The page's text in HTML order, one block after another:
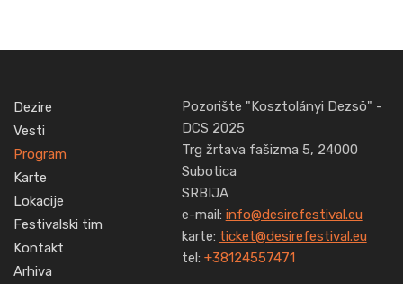
Dezire
Vesti
Program
Karte
Lokacije
Festivalski tim
Kontakt
Arhiva
Pozorište "Kosztolányi Dezsö" -
DCS 2025
Trg žrtava fašizma 5, 24000
Subotica
SRBIJA
e-mail: info@desirefestival.eu
karte: ticket@desirefestival.eu
tel: +38124557471